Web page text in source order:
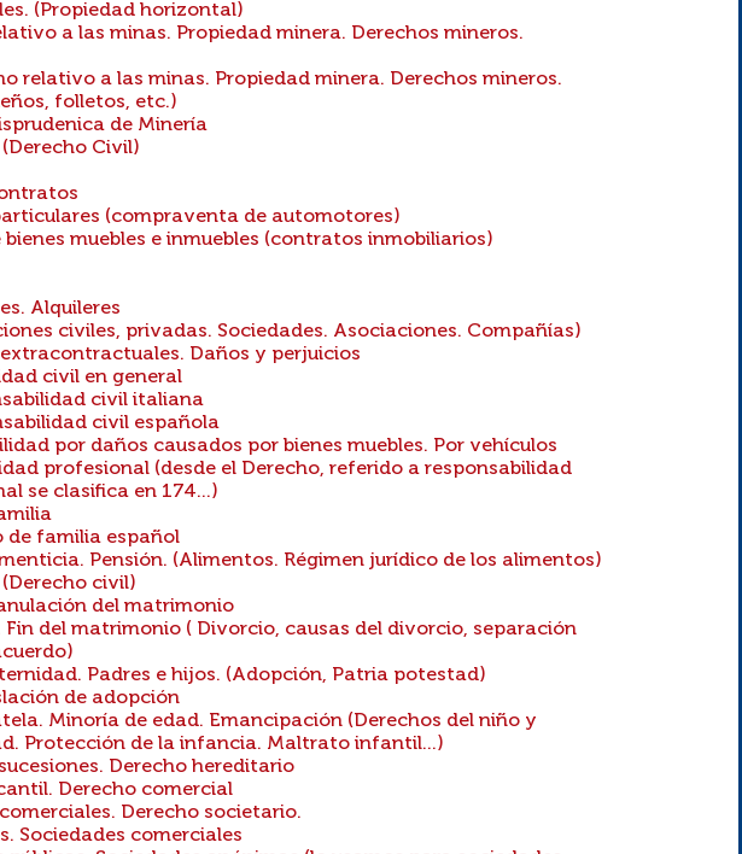
(Propiedad horizontal)
a las minas. Propiedad minera. Derechos mineros.
relativo a las minas. Propiedad minera. Derechos mineros.
folletos, etc.)
de Minería
Civil)
(compraventa de automotores)
muebles e inmuebles (contratos inmobiliarios)
Alquileres
civiles, privadas. Sociedades. Asociaciones. Compañías)
Daños y perjuicios
civil en general
civil italiana
civil española
por daños causados por bienes muebles. Por vehículos
profesional (desde el Derecho, referido a responsabilidad
se clasifica en 174...)
de familia español
Pensión. (Alimentos. Régimen jurídico de los alimentos)
civil)
del matrimonio
Fin del matrimonio ( Divorcio, causas del divorcio, separación
Padres e hijos. (Adopción, Patria potestad)
de adopción
Minoría de edad. Emancipación (Derechos del niño y
Protección de la infancia. Maltrato infantil...)
Derecho hereditario
Derecho comercial
Derecho societario.
Sociedades comerciales